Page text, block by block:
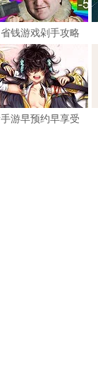
钱游戏剁手攻略
游早预约早享受